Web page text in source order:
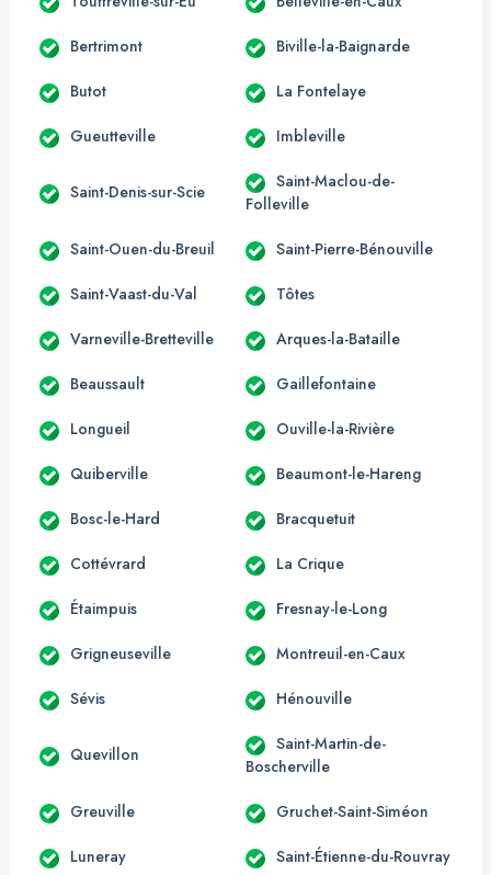
Bertrimont Biville-la-Baignarde
Butot La Fontelaye
Gueutteville Imbleville
Saint-Denis-sur-Scie
Saint-Maclou-de-
Folleville
Saint-Ouen-du-Breuil Saint-Pierre-Bénouville
Saint-Vaast-du-Val Tôtes
Varneville-Bretteville Arques-la-Bataille
Beaussault Gaillefontaine
Longueil Ouville-la-Rivière
Quiberville Beaumont-le-Hareng
Bosc-le-Hard Bracquetuit
Cottévrard La Crique
Étaimpuis Fresnay-le-Long
Grigneuseville Montreuil-en-Caux
Sévis Hénouville
Quevillon
Saint-Martin-de-
Boscherville
Greuville Gruchet-Saint-Siméon
Luneray Saint-Étienne-du-Rouvray